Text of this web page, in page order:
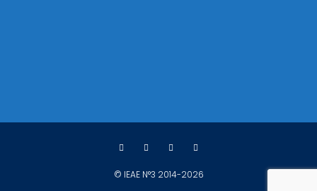
© IEAE N°3 2014-2026